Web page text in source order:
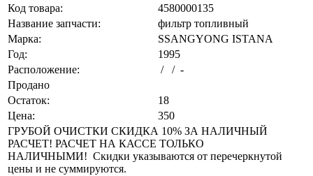
Код товара:
4580000135
Название запчасти:
фильтр топливный
Марка:
SSANGYONG ISTANA
Год:
1995
Расположение:
/ / -
Продано
Остаток:
18
Цена:
350
ГРУБОЙ ОЧИСТКИ СКИДКА 10% ЗА НАЛИЧНЫЙ
РАСЧЕТ! РАСЧЕТ НА КАССЕ ТОЛЬКО
НАЛИЧНЫМИ! Скидки указываются от перечеркнутой
цены и не суммируются.